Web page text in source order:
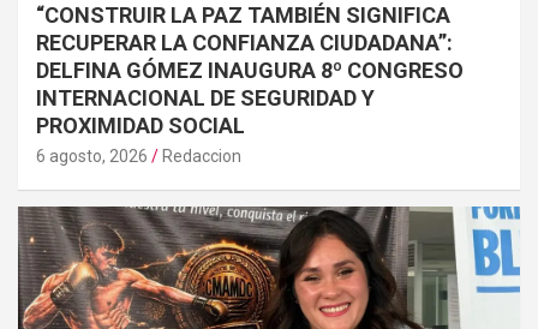
“CONSTRUIR LA PAZ TAMBIÉN SIGNIFICA
RECUPERAR LA CONFIANZA CIUDADANA”:
DELFINA GÓMEZ INAUGURA 8º CONGRESO
INTERNACIONAL DE SEGURIDAD Y
PROXIMIDAD SOCIAL
6 agosto, 2026 Redaccion